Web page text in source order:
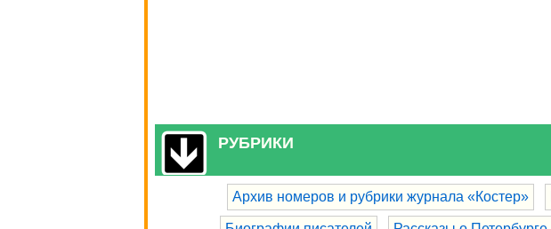
РУБРИКИ
Архив номеров и рубрики журнала «Костер»